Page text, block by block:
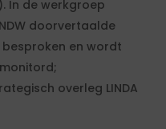
In de werkgroep
doorvertaalde
en wordt
overleg LINDA